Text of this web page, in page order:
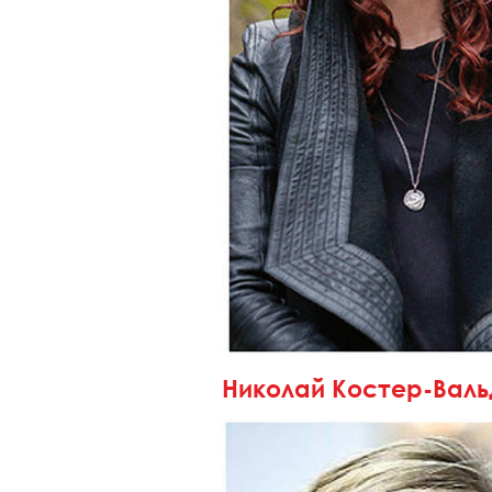
Николай Костер-